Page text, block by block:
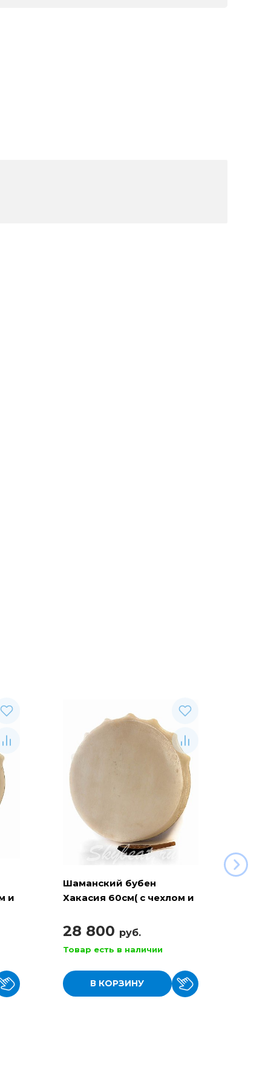
и
Шаманский бубен
Хакасия 60см( с чехлом и
28 800 руб.
Товар есть в наличии
В КОРЗИНУ